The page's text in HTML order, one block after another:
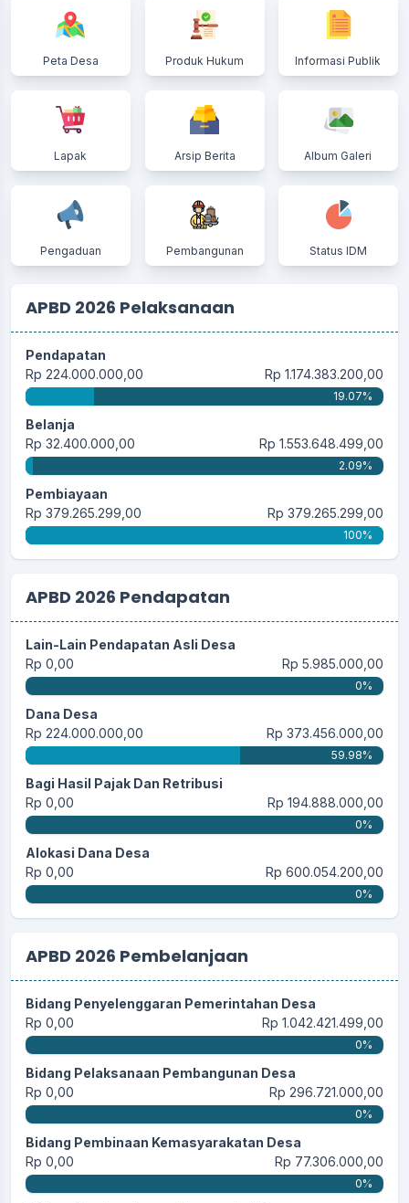
Bupati Indragiri Hilir Tinjau Lokasi Abrasi di
Kelurahan Kuala Enok dan Serahkan
Bantuan kepada Warga Terdampak
20 Juli 2026
Haul ke-52 Tuan Guru KH Abdurrahman bin
H. Bakri Berlangsung Khidmat, Pemerintah
Desa Tanah Merah Ajak Masyarakat
Teladani Perjuangan Ulama
Peta Desa Produk Hukum Informasi Publik
Lapak Arsip Berita Album Galeri
Pengaduan Pembangunan Status IDM
APBD 2026 Pelaksanaan
Pendapatan
Rp 224.000.000,00
Rp 1.174.383.200,00
19.07%
Belanja
Rp 32.400.000,00
Rp 1.553.648.499,00
2.09%
Pembiayaan
Rp 379.265.299,00
Rp 379.265.299,00
100%
APBD 2026 Pendapatan
Lain-Lain Pendapatan Asli Desa
Rp 0,00
Rp 5.985.000,00
0%
Dana Desa
Rp 224.000.000,00
Rp 373.456.000,00
59.98%
Bagi Hasil Pajak Dan Retribusi
Rp 0,00
Rp 194.888.000,00
0%
Alokasi Dana Desa
Rp 0,00
Rp 600.054.200,00
0%
APBD 2026 Pembelanjaan
Bidang Penyelenggaran Pemerintahan Desa
Rp 0,00
Rp 1.042.421.499,00
0%
Bidang Pelaksanaan Pembangunan Desa
Rp 0,00
Rp 296.721.000,00
0%
Bidang Pembinaan Kemasyarakatan Desa
Rp 0,00
Rp 77.306.000,00
0%